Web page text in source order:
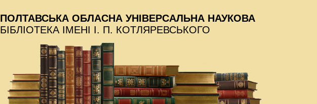
ПОЛТАВСЬКА ОБЛАСНА УНІВЕРСАЛЬНА НАУКОВА
БІБЛІОТЕКА ІМЕНІ І. П. КОТЛЯРЕВСЬКОГО